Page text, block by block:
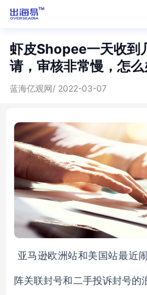
虾皮Shopee一天收到
请，审核非常慢，怎么
蓝海亿观网/ 2022-03-07
亚马逊欧洲站和美国站最近
阵关联封号和二手投诉封号的